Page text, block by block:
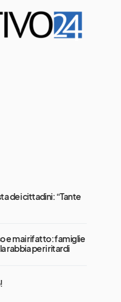
dei cittadini: “Tante
e mai rifatto: famiglie
rabbia per i ritardi